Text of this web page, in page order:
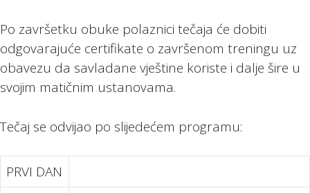
Po završetku obuke polaznici tečaja će dobiti
odgovarajuće certifikate o završenom treningu uz
obavezu da savladane vještine koriste i dalje šire u
svojim matičnim ustanovama.
Tečaj se odvijao po slijedećem programu:
PRVI DAN